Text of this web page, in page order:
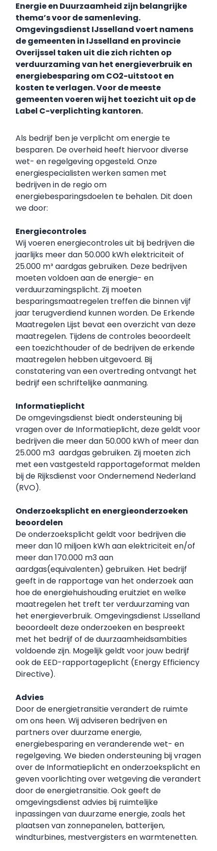
Energie en Duurzaamheid zijn belangrijke
thema’s voor de samenleving.
Omgevingsdienst IJsselland voert namens
de gemeenten in IJsselland en provincie
Overijssel taken uit die zich richten op
verduurzaming van het energieverbruik en
energiebesparing om CO2-uitstoot en
kosten te verlagen. Voor de meeste
gemeenten voeren wij het toezicht uit op de
Label C-verplichting kantoren.
Als bedrijf ben je verplicht om energie te
besparen. De overheid heeft hiervoor diverse
wet- en regelgeving opgesteld. Onze
energiespecialisten werken samen met
bedrijven in de regio om
energiebesparingsdoelen te behalen. Dit doen
we door:
Energiecontroles
Wij voeren energiecontroles uit bij bedrijven die
jaarlijks meer dan 50.000 kWh elektriciteit of
25.000 m³ aardgas gebruiken. Deze bedrijven
moeten voldoen aan de energie- en
verduurzamingsplicht. Zij moeten
besparingsmaatregelen treffen die binnen vijf
jaar terugverdiend kunnen worden. De Erkende
Maatregelen Lijst bevat een overzicht van deze
maatregelen. Tijdens de controles beoordeelt
een toezichthouder of de bedrijven de erkende
maatregelen hebben uitgevoerd. Bij
constatering van een overtreding ontvangt het
bedrijf een schriftelijke aanmaning.
Informatieplicht
De omgevingsdienst biedt ondersteuning bij
vragen over de Informatieplicht, deze geldt voor
bedrijven die meer dan 50.000 kWh of meer dan
25.000 m3 aardgas gebruiken. Zij moeten zich
met een vastgesteld rapportageformat melden
bij de Rijksdienst voor Ondernemend Nederland
(RVO).
Onderzoeksplicht en energieonderzoeken
beoordelen
De onderzoeksplicht geldt voor bedrijven die
meer dan 10 miljoen kWh aan elektriciteit en/of
meer dan 170.000 m3 aan
aardgas(equivalenten) gebruiken. Het bedrijf
geeft in de rapportage van het onderzoek aan
hoe de energiehuishouding eruitziet en welke
maatregelen het treft ter verduurzaming van
het energieverbruik. Omgevingsdienst IJsselland
beoordeelt deze onderzoeken en bespreekt
met het bedrijf of de duurzaamheidsambities
voldoende zijn. Mogelijk geldt voor jouw bedrijf
ook de EED-rapportageplicht (Energy Efficiency
Directive).
Advies
Door de energietransitie verandert de ruimte
om ons heen. Wij adviseren bedrijven en
partners over duurzame energie,
energiebesparing en veranderende wet- en
regelgeving. We bieden ondersteuning bij vragen
over de Informatieplicht en onderzoeksplicht en
geven voorlichting over wetgeving die verandert
door de energietransitie. Ook geeft de
omgevingsdienst advies bij ruimtelijke
inpassingen van duurzame energie, zoals het
plaatsen van zonnepanelen, batterijen,
windturbines, mestvergisters en warmtenetten.